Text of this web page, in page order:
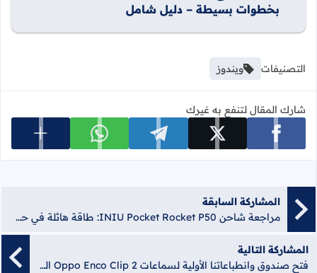
بخطوات بسيطة – دليل شامل
التصنيفات ويندوز
شارك المقال لتنفع به غيرك
شارك على facebook شارك على x شارك على telegram شارك على whatsapp عرض
المشاركة السابقة
مراجعة شاحن INIU Pocket Rocket P50: طاقة هائلة في حجم الجيب
المشاركة التالية
فتح صندوق وانطباعاتنا الأولية لسماعات Oppo Enco Clip 2 المبتكرة